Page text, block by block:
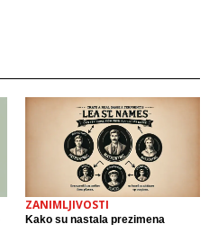
ZANIMLJIVOSTI
Kako su nastala prezimena